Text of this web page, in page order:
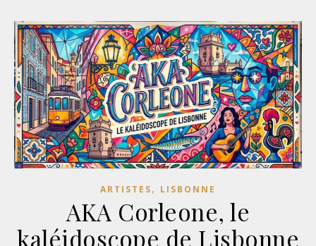
ARTISTES, LISBONNE
AKA Corleone, le
kaléidoscope de Lisbonne